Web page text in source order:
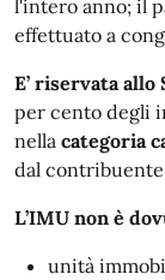
l'intero anno; il
effettuato a
E’ riservata allo
per cento degli
nella categoria
dal
L’IMU non è
unità